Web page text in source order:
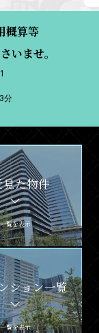
概算等
いませ。
分
見た物件
一覧を表示
ション一覧
一覧を表示